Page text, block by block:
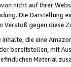
nicht auf Ihrer
Die Darstellung
Verstoß gegen diese
die eine
bereitstellen, mit
Material